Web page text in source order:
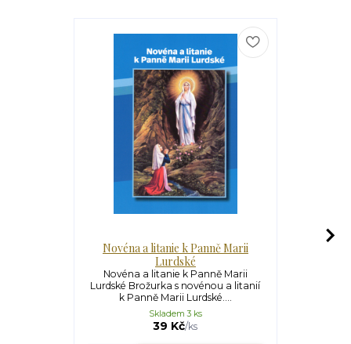
Novéna a litanie k Panně Marii
Lurdské
Novéna a litanie k Panně Marii
Lurdské Brožurka s novénou a litanií
k Panně Marii Lurdské....
39 Kč/ks
Skladem 3 ks